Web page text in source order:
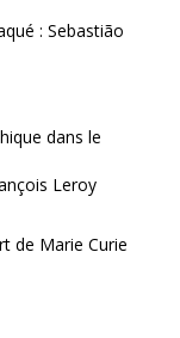
: Sebastião
dans le
Leroy
de Marie Curie